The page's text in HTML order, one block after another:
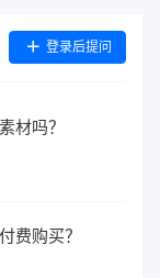
登录后提问
材吗？
费购买？